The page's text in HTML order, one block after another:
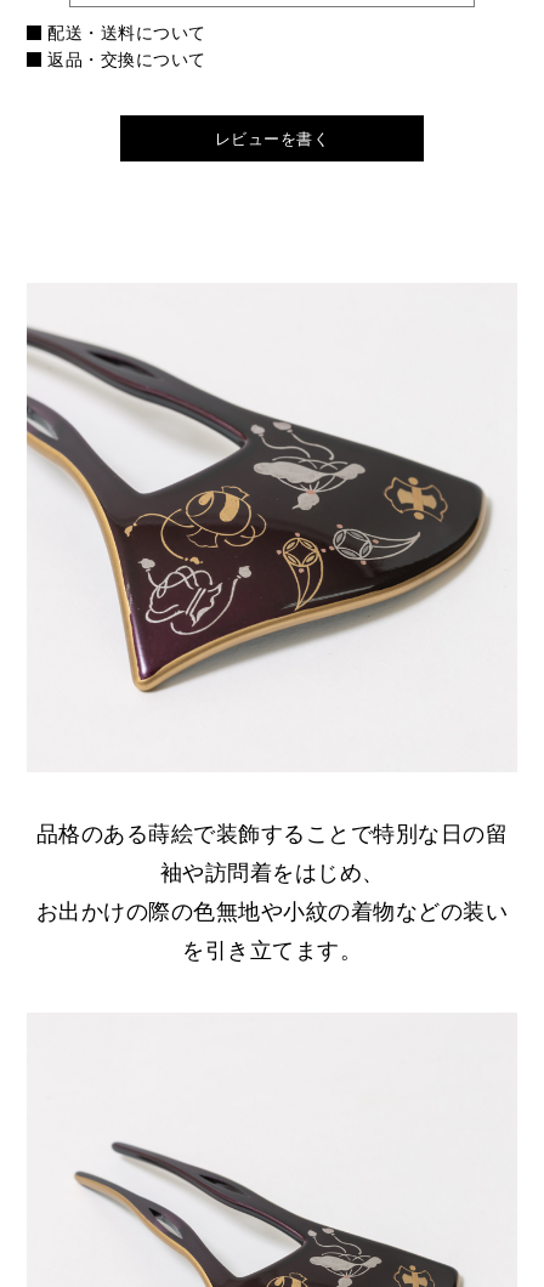
配送・送料について
返品・交換について
レビューを書く
品格のある蒔絵で装飾することで特別な日の留
袖や訪問着をはじめ、
お出かけの際の色無地や小紋の着物などの装い
を引き立てます。